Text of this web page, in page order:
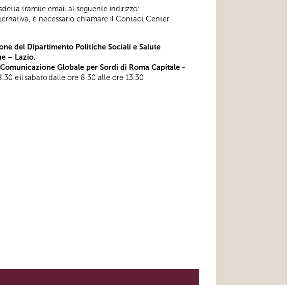
tramite email al seguente indirizzo:
è necessario chiamare il Contact Center
del Dipartimento Politiche Sociali e Salute
– Lazio.
Comunicazione Globale per Sordi di Roma Capitale -
e il sabato dalle ore 8.30 alle ore 13.30